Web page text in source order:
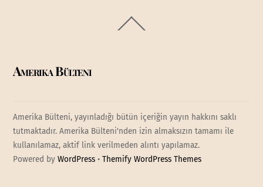
To
Amerika Bülteni
Amerika Bülteni, yayınladığı bütün içeriğin yayın hakkını saklı
tutmaktadır. Amerika Bülteni'nden izin almaksızın tamamı ile
kullanılamaz, aktif link verilmeden alıntı yapılamaz.
Powered byWordPress •Themify WordPress Themes